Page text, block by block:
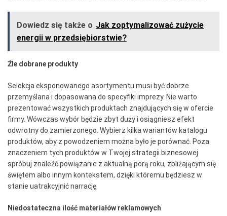
Dowiedz się także o Jak zoptymalizować zużycie
energii w przedsiębiorstwie?
Źle dobrane produkty
Selekcja eksponowanego asortymentu musi być dobrze
przemyślana i dopasowana do specyfiki imprezy. Nie warto
prezentować wszystkich produktach znajdujących się w ofercie
firmy. Wówczas wybór będzie zbyt duży i osiągniesz efekt
odwrotny do zamierzonego. Wybierz kilka wariantów katalogu
produktów, aby z powodzeniem można było je porównać. Poza
znaczeniem tych produktów w Twojej strategii biznesowej
spróbuj znaleźć powiązanie z aktualną porą roku, zbliżającym się
świętem albo innym kontekstem, dzięki któremu będziesz w
stanie uatrakcyjnić narrację.
Niedostateczna ilość materiałów reklamowych